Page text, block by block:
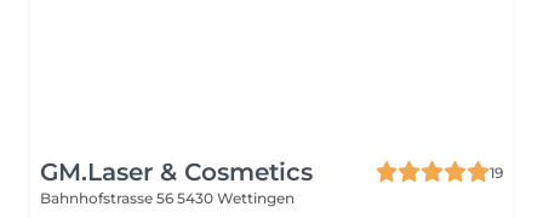
GM.Laser & Cosmetics
19
Bahnhofstrasse 56 5430 Wettingen